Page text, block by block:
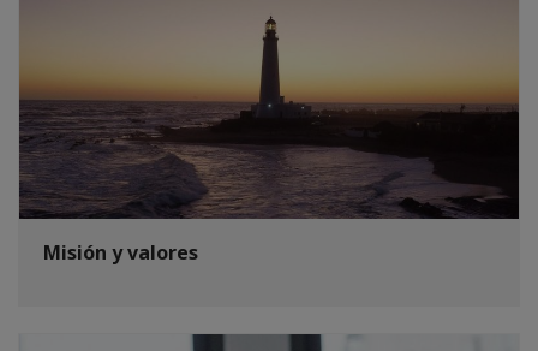
Misión y valores